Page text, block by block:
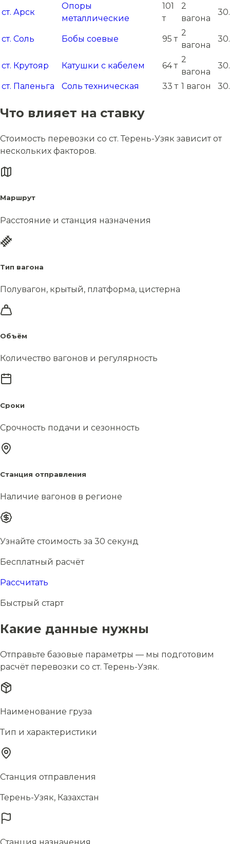
ст. Арск
Опоры
металлические
101
т
2
вагона
ст. Соль Бобы соевые 95 т
2
вагона
ст. Крутояр Катушки с кабелем 64 т
2
вагона
ст. Паленьга Соль техническая 33 т 1 вагон
Что влияет на ставку
Стоимость перевозки со ст. Терень-Узяк зависит от
нескольких факторов.
Маршрут
Расстояние и станция назначения
Тип вагона
Полувагон, крытый, платформа, цистерна
Объём
Количество вагонов и регулярность
Сроки
Срочность подачи и сезонность
Станция отправления
Наличие вагонов в регионе
Узнайте стоимость за 30 секунд
Бесплатный расчёт
Рассчитать
Быстрый старт
Какие данные нужны
Отправьте базовые параметры — мы подготовим
расчёт перевозки со ст. Терень-Узяк.
Наименование груза
Тип и характеристики
Станция отправления
Терень-Узяк, Казахстан